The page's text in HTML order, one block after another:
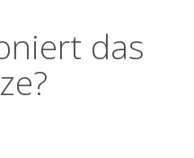
das